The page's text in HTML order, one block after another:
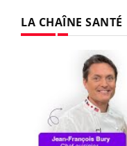
LA CHAÎNE SANTÉ